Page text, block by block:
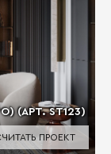
(АРТ. ST123)
ПРОЕКТ